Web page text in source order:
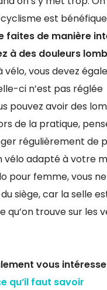
est
faites de manière
à des douleurs
vous devez
ci n’est pas réglée
pouvez avoir des
de la pratique,
régulièrement de
vélo adapté à votre
pour femme, vous
siège, car la selle
qu’on trouve sur les
vous
qu’il faut savoir